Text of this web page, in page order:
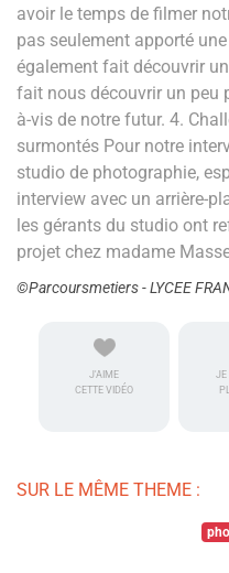
avoir le temps de filmer
pas seulement apporté
également fait découvrir
fait nous découvrir un peu
à-vis de notre futur. 4.
surmontés Pour notre
studio de photographie,
interview avec un arrière-
les gérants du studio ont
projet chez madame
©Parcoursmetiers - LYCEE
J'AIME
CETTE VIDÉO
JE
SUR LE MÊME THEME :